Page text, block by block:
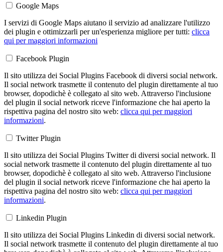
Google Maps
I servizi di Google Maps aiutano il servizio ad analizzare l'utilizzo
dei plugin e ottimizzarli per un'esperienza migliore per tutti: clicca
qui per maggiori informazioni
Facebook Plugin
Il sito utilizza dei Social Plugins Facebook di diversi social network.
Il social network trasmette il contenuto del plugin direttamente al tuo
browser, dopodichè è collegato al sito web. Attraverso l'inclusione
del plugin il social network riceve l'informazione che hai aperto la
rispettiva pagina del nostro sito web: clicca qui per maggiori
informazioni.
Twitter Plugin
Il sito utilizza dei Social Plugins Twitter di diversi social network. Il
social network trasmette il contenuto del plugin direttamente al tuo
browser, dopodichè è collegato al sito web. Attraverso l'inclusione
del plugin il social network riceve l'informazione che hai aperto la
rispettiva pagina del nostro sito web: clicca qui per maggiori
informazioni.
Linkedin Plugin
Il sito utilizza dei Social Plugins Linkedin di diversi social network.
Il social network trasmette il contenuto del plugin direttamente al tuo